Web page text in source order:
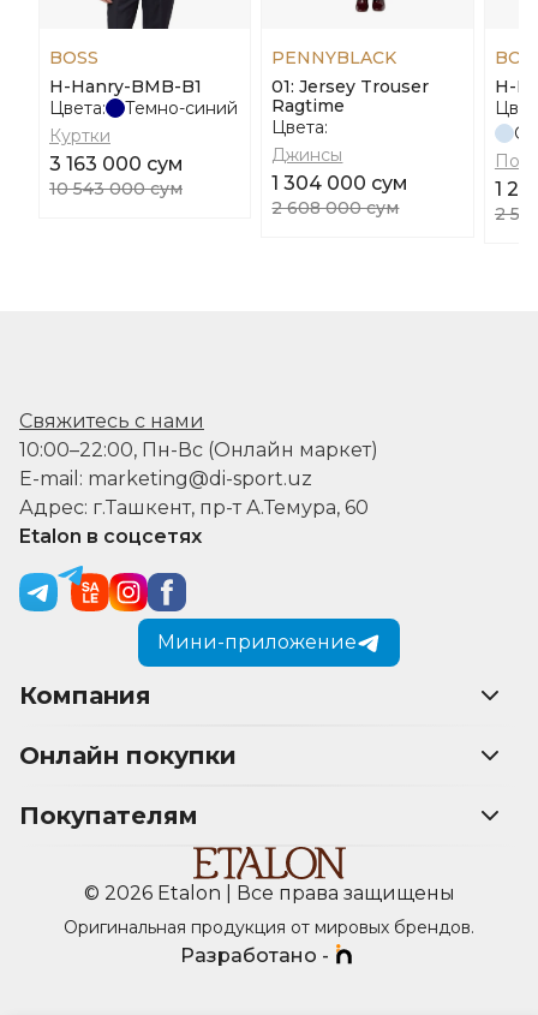
BOSS
H-Hanry-BMB-B1
Цвета:
Темно-синий
Куртки
3 163 000 сум
10 543 000 сум
PENNYBLACK
01: Jersey Trouser
Ragtime
Цвета:
Джинсы
1 304 000 сум
2 608 000 сум
H-
1
2
Свяжитесь с нами
10:00–22:00, Пн-Вс (Онлайн маркет)
E-mail: marketing@di-sport.uz
Адрес: г.Ташкент, пр-т А.Темура, 60
Etalon в соцсетях
Мини-приложение
Компания
Онлайн покупки
Покупателям
© 2026 Etalon | Все права защищены
Оригинальная продукция от мировых брендов.
Разработано -